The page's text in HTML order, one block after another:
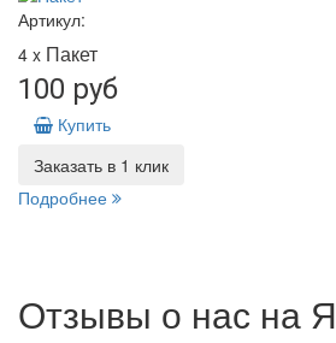
Артикул:
4 x Пакет
100 руб
Купить
Заказать в 1 клик
Подробнее
Отзывы о нас на Я